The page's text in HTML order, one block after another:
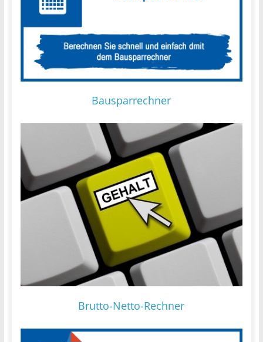
Bausparrechner
Brutto-Netto-Rechner